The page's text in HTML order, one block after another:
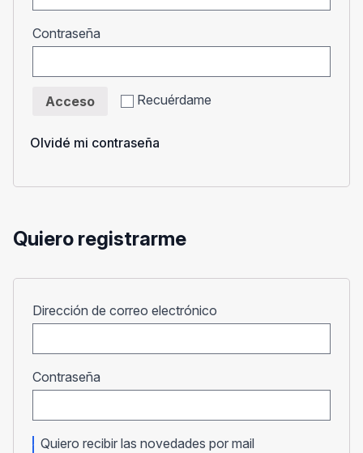
Contraseña
Recuérdame
Acceso
Olvidé mi contraseña
Quiero registrarme
Dirección de correo electrónico
Contraseña
Quiero recibir las novedades por mail